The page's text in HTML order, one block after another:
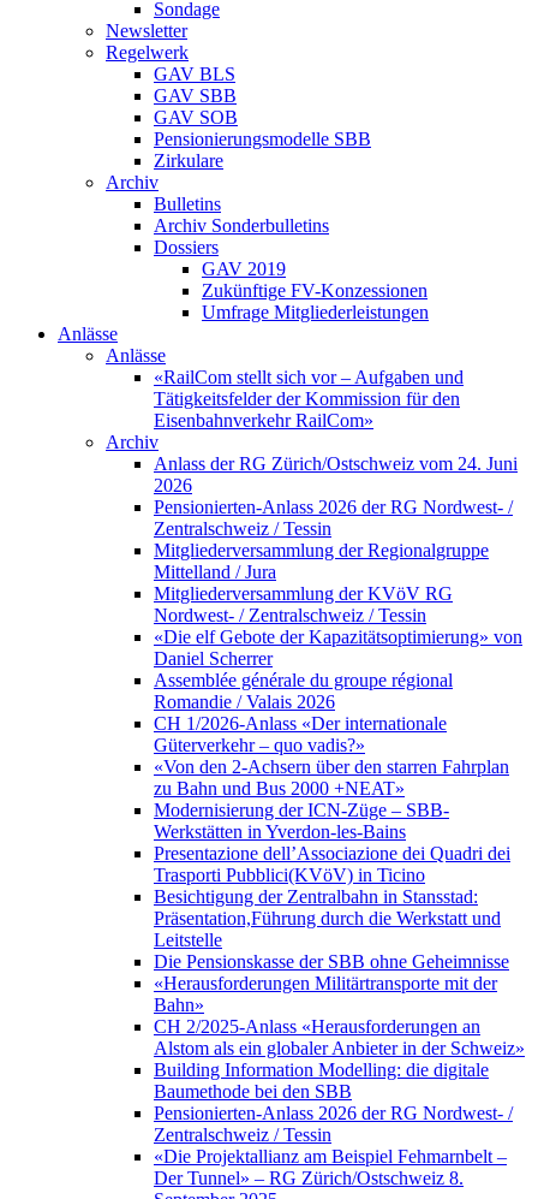
Sondage
Newsletter
Regelwerk
GAV BLS
GAV SBB
GAV SOB
Pensionierungsmodelle SBB
Zirkulare
Archiv
Bulletins
Archiv Sonderbulletins
Dossiers
GAV 2019
Zukünftige FV-Konzessionen
Umfrage Mitgliederleistungen
Anlässe
Anlässe
«RailCom stellt sich vor – Aufgaben und
Tätigkeitsfelder der Kommission für den
Eisenbahnverkehr RailCom»
Archiv
Anlass der RG Zürich/Ostschweiz vom 24. Juni
2026
Pensionierten-Anlass 2026 der RG Nordwest- /
Zentralschweiz / Tessin
Mitgliederversammlung der Regionalgruppe
Mittelland / Jura
Mitgliederversammlung der KVöV RG
Nordwest- / Zentralschweiz / Tessin
«Die elf Gebote der Kapazitätsoptimierung» von
Daniel Scherrer
Assemblée générale du groupe régional
Romandie / Valais 2026
CH 1/2026-Anlass «Der internationale
Güterverkehr – quo vadis?»
«Von den 2-Achsern über den starren Fahrplan
zu Bahn und Bus 2000 +NEAT»
Modernisierung der ICN-Züge – SBB-
Werkstätten in Yverdon-les-Bains
Presentazione dell’Associazione dei Quadri dei
Trasporti Pubblici(KVöV) in Ticino
Besichtigung der Zentralbahn in Stansstad:
Präsentation,Führung durch die Werkstatt und
Leitstelle
Die Pensionskasse der SBB ohne Geheimnisse
«Herausforderungen Militärtransporte mit der
Bahn»
CH 2/2025-Anlass «Herausforderungen an
Alstom als ein globaler Anbieter in der Schweiz»
Building Information Modelling: die digitale
Baumethode bei den SBB
Pensionierten-Anlass 2026 der RG Nordwest- /
Zentralschweiz / Tessin
«Die Projektallianz am Beispiel Fehmarnbelt –
Der Tunnel» – RG Zürich/Ostschweiz 8.